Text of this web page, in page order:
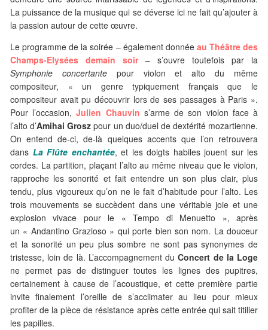
La puissance de la musique qui se déverse ici ne fait qu’ajouter à
la passion autour de cette œuvre.
Le programme de la soirée – également donnée au Théâtre des
Champs-Elysées demain soir– s’ouvre toutefois par la
Symphonie concertantepour violon et alto du même
compositeur, « un genre typiquement français que le
compositeur avait pu découvrir lors de ses passages à Paris ».
Pour l’occasion,Julien Chauvin s’arme de son violon face à
l’alto d’Amihai Grosz pour un duo/duel de dextérité mozartienne.
On entend de-ci, de-là quelques accents que l’on retrouvera
dans La Flûte enchantée, et les doigts habiles jouent sur les
cordes. La partition, plaçant l’alto au même niveau que le violon,
rapproche les sonorité et fait entendre un son plus clair, plus
tendu, plus vigoureux qu’on ne le fait d’habitude pour l’alto. Les
trois mouvements se succèdent dans une véritable joie et une
explosion vivace pour le « Tempo di Menuetto », après
un « Andantino Grazioso » qui porte bien son nom. La douceur
et la sonorité un peu plus sombre ne sont pas synonymes de
tristesse, loin de là. L’accompagnement duConcert de la Loge
ne permet pas de distinguer toutes les lignes des pupitres,
certainement à cause de l’acoustique, et cette première partie
invite finalement l’oreille de s’acclimater au lieu pour mieux
profiter de la pièce de résistance après cette entrée qui sait titiller
les papilles.